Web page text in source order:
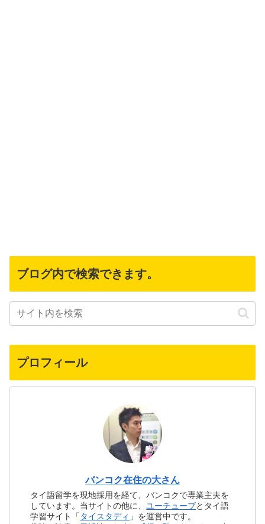
ブログ内で検索できます。
プロフィール
バンコク在住の大さん
タイ語留学を現地採用を経て、バンコクで専業主夫を
しています。当サイトの他に、 ユーチューブとタイ語
学習サイト「 タイスタディ 」を運営中です。